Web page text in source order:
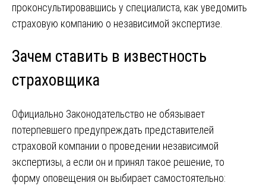
проконсультировавшись у специалиста, как уведомить
страховую компанию о независимой экспертизе.
Зачем ставить в известность
страховщика
Официально Законодательство не обязывает
потерпевшего предупреждать представителей
страховой компании о проведении независимой
экспертизы, а если он и принял такое решение, то
форму оповещения он выбирает самостоятельно: